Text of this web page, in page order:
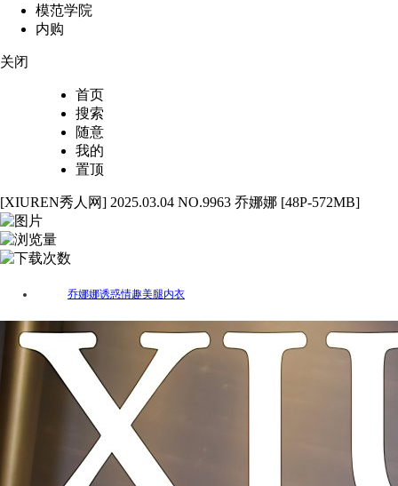
模范学院
内购
关闭
首页
搜索
随意
我的
置顶
[XIUREN秀人网] 2025.03.04 NO.9963 乔娜娜 [48P-572MB]
乔娜娜诱惑情趣美腿内衣